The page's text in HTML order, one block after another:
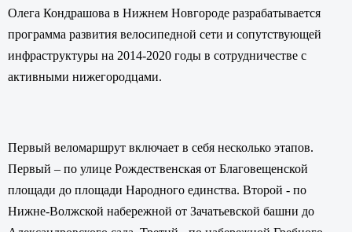
Олега Кондрашова в Нижнем Новгороде разрабатывается
программа развития велосипедной сети и сопутствующей
инфраструктуры на 2014-2020 годы в сотрудничестве с
активными нижегородцами.
Первый веломаршрут включает в себя несколько этапов.
Первый – по улице Рождественская от Благовещенской
площади до площади Народного единства. Второй - по
Нижне-Волжской набережной от Зачатьевской башни до